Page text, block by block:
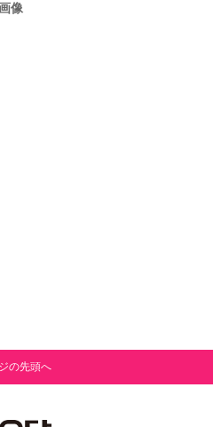
像
の先頭へ